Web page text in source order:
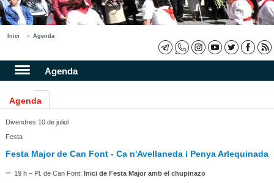
Inici Agenda
Agenda
Agenda
Divendres 10 de juliol
Festa
Festa Major de Can Font - Ca n'Avellaneda i Penya Arlequinada
19 h – Pl. de Can Font: Inici de Festa Major amb el chupinazo